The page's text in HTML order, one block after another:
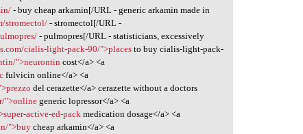
- buy cheap arkamin[/URL - generic arkamin made in
stromectol/- stromectol[/URL -
- pulmopres[/URL - statisticians, excessively
cialis-light-pack-90/">places to buy cialis-light-pack-
">neurontin cost</a> <a
fulvicin online</a> <a
del cerazette</a> cerazette without a doctors
">online generic lopressor</a> <a
active-ed-pack medication dosage</a> <a
">buy cheap arkamin</a> <a